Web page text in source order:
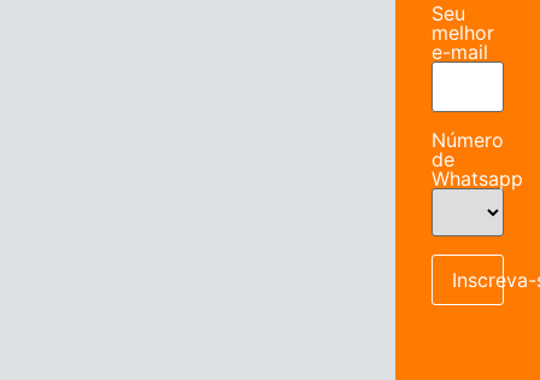
Seu
melhor
e-mail
Número
de
Whatsapp
Inscreva-